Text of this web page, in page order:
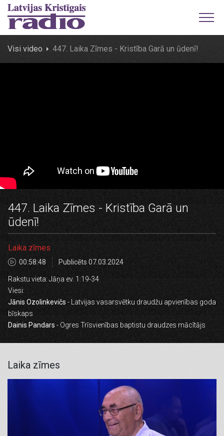
Visi video 447. Laika Zīmes - Kristība Garā un ūdenī!
447. Laika Zīmes - Kristība Garā un
ūdenī!
Laika zīmes
00:58:48 Publicēts 07.03.2024
Rakstu vieta: Jāņa ev. 1:19-34
Viesi:
Jānis Ozolinkevičs- Latvijas vasarsvētku draudžu apvienības goda
bīskaps
Dainis Pandars- Ogres Trīsvienības baptistu draudzes mācītājs
Laika zīmes